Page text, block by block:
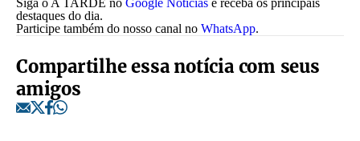
Siga o A TARDE no Google Notícias e receba os principais
destaques do dia.
Participe também do nosso canal no WhatsApp.
Compartilhe essa notícia com seus
amigos